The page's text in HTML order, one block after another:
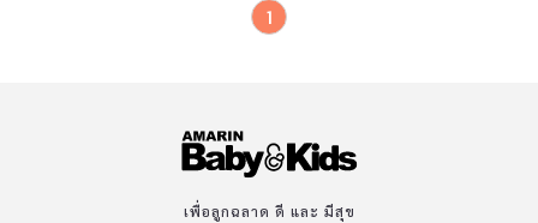
1
เพื่อลูกฉลาด ดี และ มีสุข